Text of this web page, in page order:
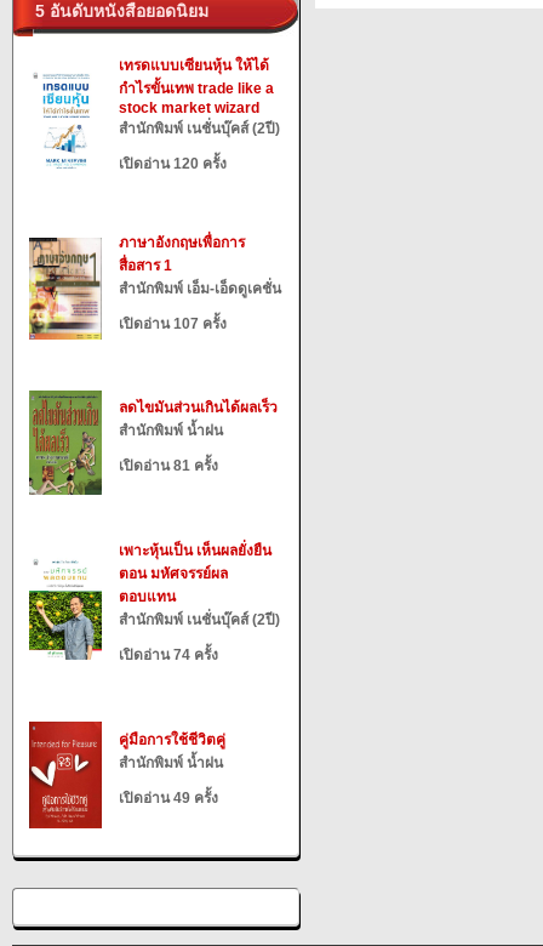
5 อันดับหนังสือยอดนิยม
เทรดแบบเซียนหุ้น ให้ได้
กำไรขั้นเทพ trade like a
stock market wizard
สำนักพิมพ์ เนชั่นบุ๊คส์ (2ปี)
เปิดอ่าน 120 ครั้ง
ภาษาอังกฤษเพื่อการ
สื่อสาร 1
สำนักพิมพ์ เอ็ม-เอ็ดดูเคชั่น
เปิดอ่าน 107 ครั้ง
ลดไขมันส่วนเกินได้ผลเร็ว
สำนักพิมพ์ น้ำฝน
เปิดอ่าน 81 ครั้ง
เพาะหุ้นเป็น เห็นผลยั่งยืน
ตอน มหัศจรรย์ผล
ตอบแทน
สำนักพิมพ์ เนชั่นบุ๊คส์ (2ปี)
เปิดอ่าน 74 ครั้ง
คู่มือการใช้ชีวิตคู่
สำนักพิมพ์ น้ำฝน
เปิดอ่าน 49 ครั้ง